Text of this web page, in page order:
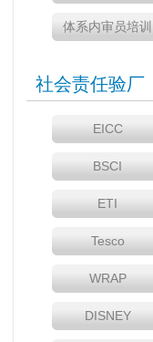
体系内审员培训
社会责任验厂
EICC
BSCI
ETI
Tesco
WRAP
DISNEY